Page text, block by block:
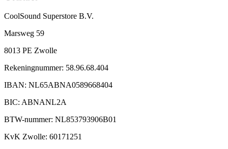
CoolSound Superstore B.V.
Marsweg 59
8013 PE Zwolle
Rekeningnummer: 58.96.68.404
IBAN: NL65ABNA0589668404
BIC: ABNANL2A
BTW-nummer: NL853793906B01
KvK Zwolle: 60171251